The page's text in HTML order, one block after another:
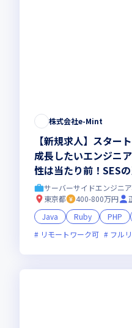
株式会社e-Mint
【新規求人】スター
成長したいエンジニ
性は当たり前！SES
デートしていきます
サーバーサイドエンジニ
東京都
400-800万円
Java
Ruby PHP
リモートワーク可
フル